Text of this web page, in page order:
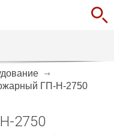
ГП-Н-2750
2750